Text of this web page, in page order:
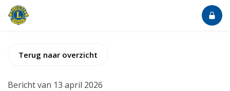
Terug naar overzicht
Bericht van 13 april 2026